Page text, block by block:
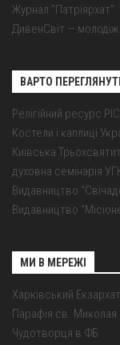
Журнал "Патріярхат"
ДивенСвіт —
ВАРТО
Релігійний ресурс
Костели і каплиці
Київська
духовна семінарія
Видавництво
Видавництво
МИ В МЕРЕЖІ
Харківський
Парафія св. Миколая
Чудотворця в ФБ